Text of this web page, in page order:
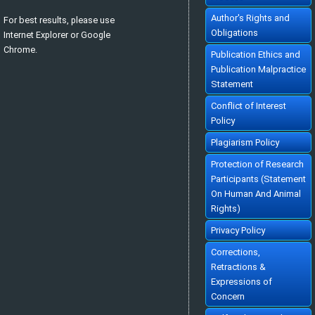
78 times [Click to see citing articles]
KEYNES DEVRİMİ VE KEYNESYEN İKTİSAT
KEYNESS REVOLUTION AND KEYNESIAN ECONOMICS
[Turkish]
Mahir FİSUNOĞLU, Bilge KÖKSEL TAN
»Abstract
71 times [Click to see citing articles]
KUR POLİTİKASININ DIŞ TİCARET DENGESİNİ SAĞLAMADAKİ
THE ROLE OF EXCHANGE RATE POLICY IN THE ESTABLISHMENT OF TRADE
[Turkish]
70 times [Click to see citing articles]
TÜRKİYE'DE EĞİTİMİN EKONOMİK BÜYÜMEYE KATKISI
CONTRIBUTION OF EDUCATION TO ECONOMIC GROWTH IN TURKEY[Turkish]
69 times [Click to see citing articles]
TÜRKİYE'DE VERGİ AHLAKINI BELİRLEYEN FAKTÖRLER ÜZERİNE BİR
AN EMPRICAL ANALYSIS OF TAX MORALE IN TURKEY [Turkish]
Ali Rıza GÖKBUNAR, Sibel SELİM, Halit YANIKKAYA
68 times [Click to see citing articles]
İKTİSADİ ANALİZDE REKABET KAVRAMININ GELİŞİMİ
THE EVALUATION OF THE CONCEPT OF 'COMPETITION' IN ECONOMIC
64 times [Click to see citing articles]
For best results, please use
Internet Explorer or Google
Chrome.
Author's Rights and
Obligations
Publication Ethics and
Publication Malpractice
Statement
Conflict of Interest
Policy
Plagiarism Policy
Protection of Research
Participants (Statement
On Human And Animal
Rights)
Privacy Policy
Corrections,
Retractions &
Expressions of
Concern